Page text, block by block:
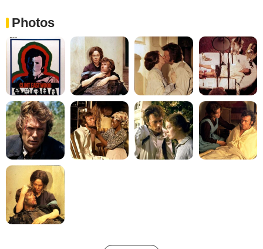
Photos